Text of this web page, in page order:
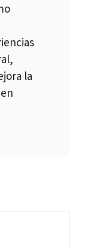
la